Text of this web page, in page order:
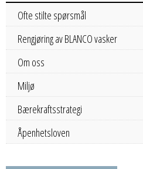
Ofte stilte spørsmål
Rengjøring av BLANCO vasker
Om oss
Miljø
Bærekraftsstrategi
Åpenhetsloven